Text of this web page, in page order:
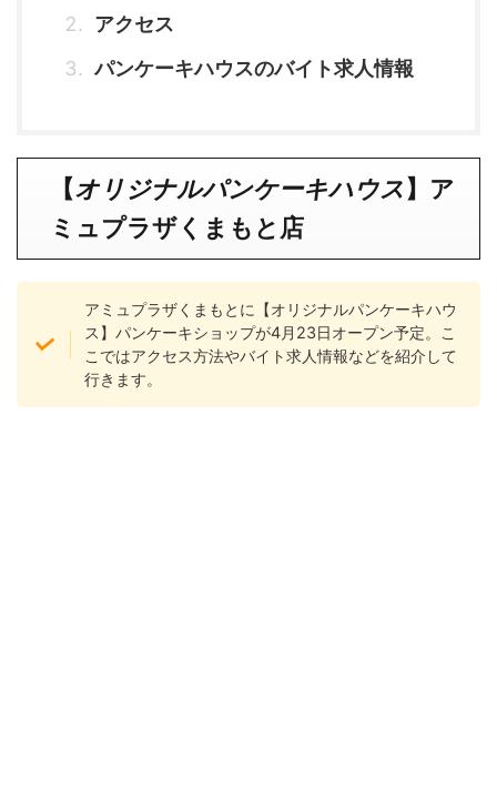
アクセス
パンケーキハウスのバイト求人情報
【オリジナルパンケーキハウス】 ア
ミュプラザくまもと 店
アミュプラザくまもとに【オリジナルパンケーキハウ
ス】パンケーキショップが4月23日オープン予定。こ
こではアクセス方法やバイト求人情報などを紹介して
行きます。